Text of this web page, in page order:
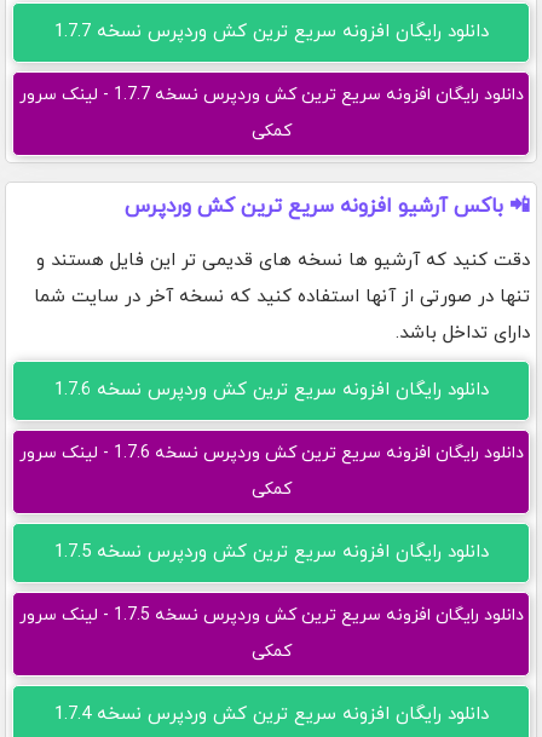
دانلود رایگان افزونه سریع ترین کش وردپرس نسخه 1.7.7
دانلود رایگان افزونه سریع ترین کش وردپرس نسخه 1.7.7 - لینک سرور
کمکی
📲 باکس آرشیو افزونه سریع ترین کش وردپرس
دقت کنید که آرشیو ها نسخه های قدیمی تر این فایل هستند و
تنها در صورتی از آنها استفاده کنید که نسخه آخر در سایت شما
دارای تداخل باشد.
دانلود رایگان افزونه سریع ترین کش وردپرس نسخه 1.7.6
دانلود رایگان افزونه سریع ترین کش وردپرس نسخه 1.7.6 - لینک سرور
کمکی
دانلود رایگان افزونه سریع ترین کش وردپرس نسخه 1.7.5
دانلود رایگان افزونه سریع ترین کش وردپرس نسخه 1.7.5 - لینک سرور
کمکی
دانلود رایگان افزونه سریع ترین کش وردپرس نسخه 1.7.4